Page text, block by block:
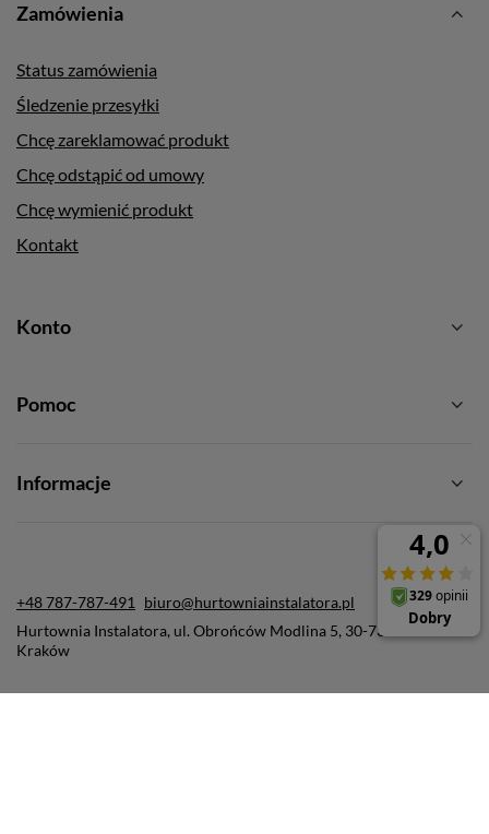
Zamówienia
Status zamówienia
Śledzenie przesyłki
Chcę zareklamować produkt
Chcę odstąpić od umowy
Chcę wymienić produkt
Kontakt
Konto
Pomoc
Informacje
+48 787-787-491 biuro@hurtowniainstalatora.pl
Hurtownia Instalatora, ul. Obrońców Modlina 5, 30-733
Kraków